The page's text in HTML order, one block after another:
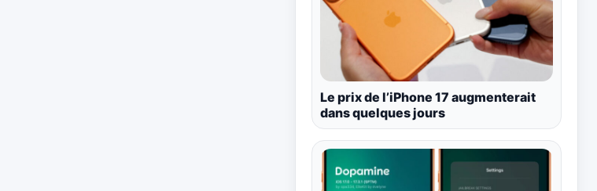
Le prix de l’iPhone 17 augmenterait
dans quelques jours